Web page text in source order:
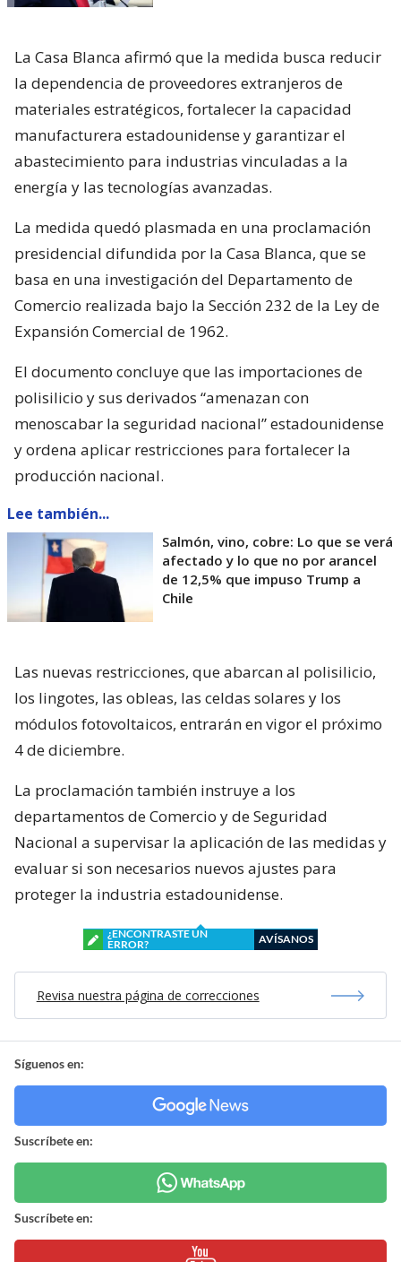
La Casa Blanca afirmó que la medida busca reducir
la dependencia de proveedores extranjeros de
materiales estratégicos, fortalecer la capacidad
manufacturera estadounidense y garantizar el
abastecimiento para industrias vinculadas a la
energía y las tecnologías avanzadas.
La medida quedó plasmada en una proclamación
presidencial difundida por la Casa Blanca, que se
basa en una investigación del Departamento de
Comercio realizada bajo la Sección 232 de la Ley de
Expansión Comercial de 1962.
El documento concluye que las importaciones de
polisilicio y sus derivados “amenazan con
menoscabar la seguridad nacional” estadounidense
y ordena aplicar restricciones para fortalecer la
producción nacional.
Lee también...
Salmón, vino, cobre: Lo que se verá
afectado y lo que no por arancel
de 12,5% que impuso Trump a
Chile
Las nuevas restricciones, que abarcan al polisilicio,
los lingotes, las obleas, las celdas solares y los
módulos fotovoltaicos, entrarán en vigor el próximo
4 de diciembre.
La proclamación también instruye a los
departamentos de Comercio y de Seguridad
Nacional a supervisar la aplicación de las medidas y
evaluar si son necesarios nuevos ajustes para
proteger la industria estadounidense.
¿ENCONTRASTE UN
ERROR?
AVÍSANOS
Revisa nuestra página de correcciones
Síguenos en:
Suscríbete en:
Suscríbete en: